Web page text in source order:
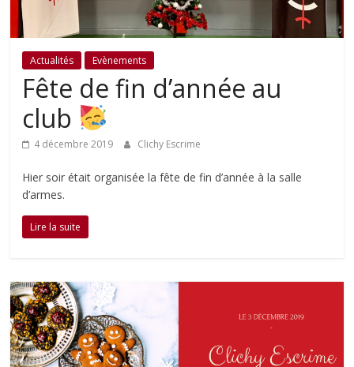
Actualités Evènements
Fête de fin d’année au
club
4 décembre 2019 Clichy Escrime
Hier soir était organisée la fête de fin d’année à la salle
d’armes.
Lire la suite